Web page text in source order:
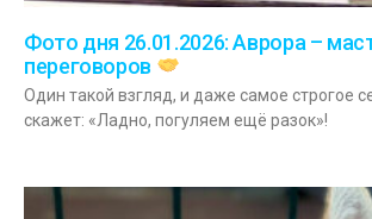
Фото дня 26.01.2026: Аврора –
переговоров
Один такой взгляд, и даже самое строгое
скажет: «Ладно, погуляем ещё разок»!